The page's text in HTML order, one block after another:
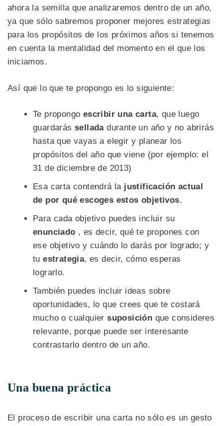
ahora la semilla que analizaremos dentro de un año,
ya que sólo sabremos proponer mejores estrategias
para los propósitos de los próximos años si tenemos
en cuenta la mentalidad del momento en el que los
iniciamos.
Así que lo que te propongo es lo siguiente:
Te propongo escribir una carta, que luego
guardarásselladadurante un año y no abrirás
hasta que vayas a elegir y planear los
propósitos del año que viene (por ejemplo: el
31 de diciembre de 2013)
Esa carta contendrá la justificación actual
de por qué escoges estos objetivos.
Para cada objetivo puedes incluir su
enunciado , es decir, qué te propones con
ese objetivo y cuándo lo darás por logrado; y
tuestrategia, es decir, cómo esperas
lograrlo.
También puedes incluir ideas sobre
oportunidades, lo que crees que te costará
mucho o cualquiersuposición que consideres
relevante, porque puede ser interesante
contrastarlo dentro de un año.
Una buena práctica
El proceso de escribir una carta no sólo es un gesto